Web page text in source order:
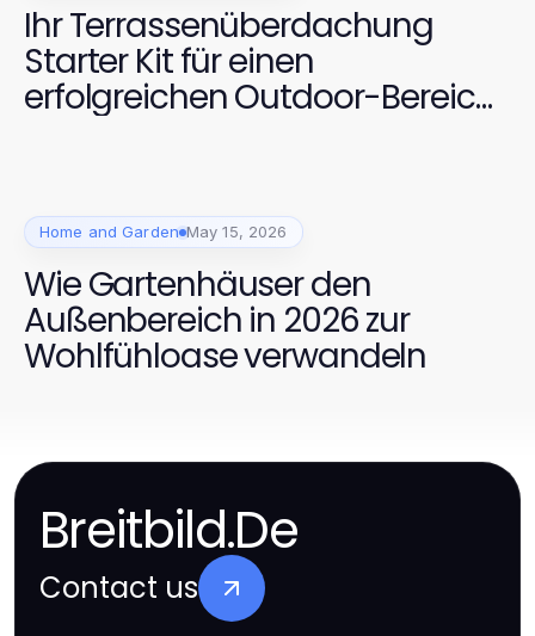
Ihr Terrassenüberdachung
Starter Kit für einen
erfolgreichen Outdoor-Bereich
Home and Garden May 15, 2026
Wie Gartenhäuser den
Außenbereich in 2026 zur
Wohlfühloase verwandeln
Breitbild.De
Contact us